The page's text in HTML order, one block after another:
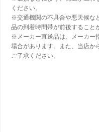
ください。
※交通機関の不具合や悪天候な
品の到着時間帯が前後すること
※メーカー直送品は、メーカー
場合があります。また、当店か
ご了承ください。